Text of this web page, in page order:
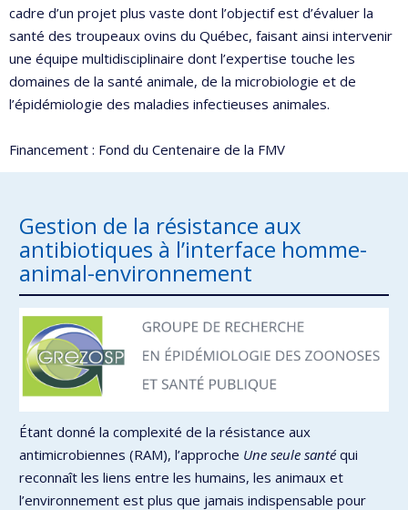
cadre d’un projet plus vaste dont l’objectif est d’évaluer la
santé des troupeaux ovins du Québec, faisant ainsi intervenir
une équipe multidisciplinaire dont l’expertise touche les
domaines de la santé animale, de la microbiologie et de
l’épidémiologie des maladies infectieuses animales.
Financement : Fond du Centenaire de la FMV
Gestion de la résistance aux
antibiotiques à l’interface homme-
animal-environnement
Étant donné la complexité de la résistance aux
antimicrobiennes (RAM), l’approche Une seule santé qui
reconnaît les liens entre les humains, les animaux et
l’environnement est plus que jamais indispensable pour